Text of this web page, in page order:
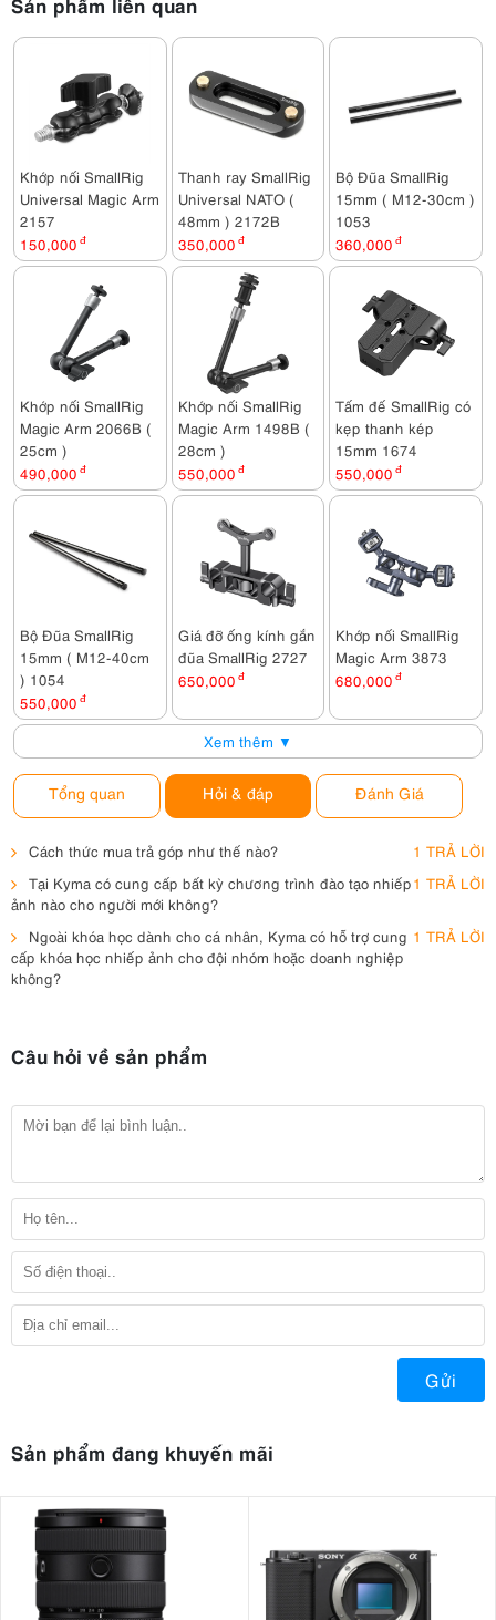
Khớp nối SmallRig
Universal Magic Arm
2157
150,000 đ
Thanh ray SmallRig
Universal NATO (
48mm ) 2172B
350,000 đ
Bộ Đũa SmallRig
15mm ( M12-30cm )
1053
360,000 đ
Khớp nối SmallRig
Magic Arm 2066B (
25cm )
490,000 đ
Khớp nối SmallRig
Magic Arm 1498B (
28cm )
550,000 đ
Tấm đế SmallRig có
kẹp thanh kép
15mm 1674
550,000 đ
Bộ Đũa SmallRig
15mm ( M12-40cm
) 1054
550,000 đ
Giá đỡ ống kính gắn
đũa SmallRig 2727
650,000 đ
Khớp nối SmallRig
Magic Arm 3873
680,000 đ
Xem thêm ▼
Tổng quan Hỏi & đáp Đánh Giá
Cách thức mua trả góp như thế nào?
1 TRẢ LỜI
Tại Kyma có cung cấp bất kỳ chương trình đào tạo nhiếp
ảnh nào cho người mới không?
1 TRẢ LỜI
Ngoài khóa học dành cho cá nhân, Kyma có hỗ trợ cung
cấp khóa học nhiếp ảnh cho đội nhóm hoặc doanh nghiệp
không?
1 TRẢ LỜI
Câu hỏi về sản phẩm
Gửi
Sản phẩm đang khuyến mãi